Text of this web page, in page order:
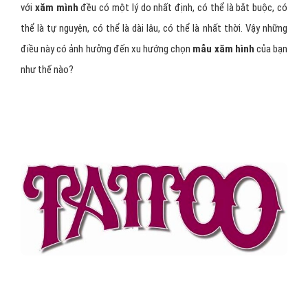
với xăm mình đều có một lý do nhất định, có thể là bắt buộc, có
thể là tự nguyện, có thể là dài lâu, có thể là nhất thời. Vậy những
điều này có ảnh hưởng đến xu hướng chọn mẫu xăm hình của bạn
như thế nào?